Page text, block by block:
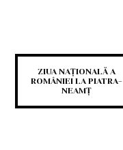
ZIUA NAȚIONALĂ A
ROMÂNIEI LA PIATRA-
NEAMȚ